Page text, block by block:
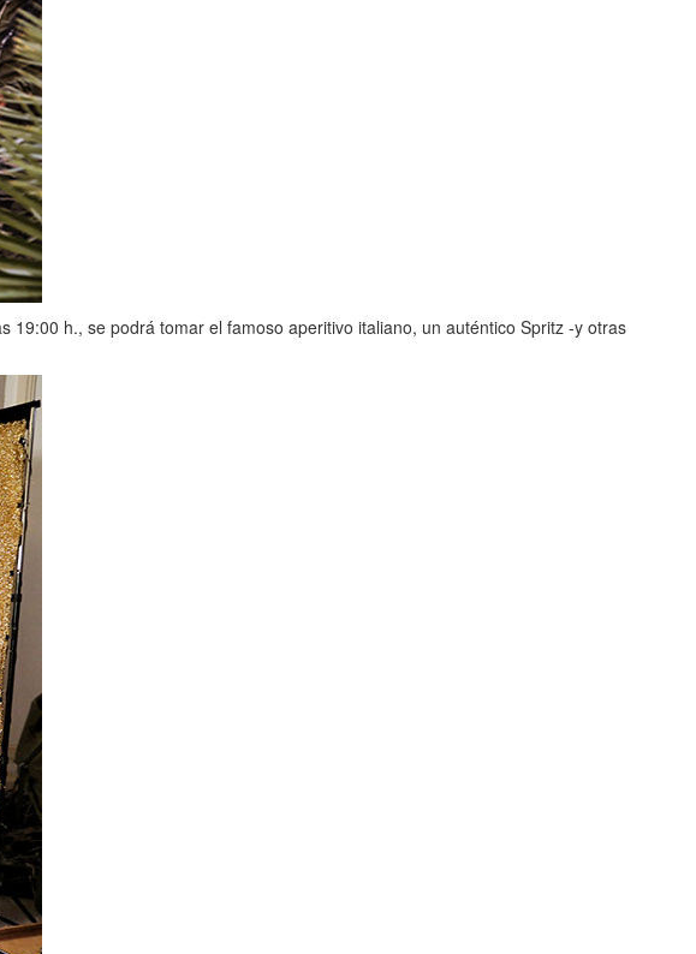
h., se podrá tomar el famoso aperitivo italiano, un auténtico Spritz -y otras